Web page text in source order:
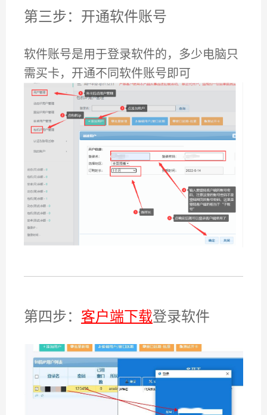
第三步：开通软件账号
软件账号是用于登录软件的，多少电脑只
需买卡，开通不同软件账号即可
第四步： 客户端下载登录软件